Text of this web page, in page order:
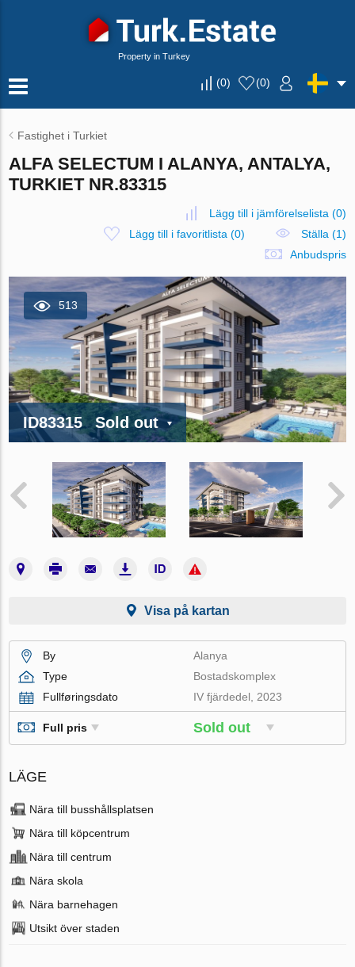
Property in Turkey
(0) (0)
Fastighet i Turkiet
ALFA SELECTUM I ALANYA, ANTALYA,
TURKIET NR.83315
Lägg till i jämförelselista (0)
Lägg till i favoritlista (0)
Ställa (1)
Anbudspris
513
ID83315 Sold out
Visa på kartan
By
Alanya
Type
Bostadskomplex
Fullføringsdato
IV fjärdedel, 2023
Full pris Sold out
LÄGE
Nära till busshållsplatsen
Nära till köpcentrum
Nära till centrum
Nära skola
Nära barnehagen
Utsikt över staden